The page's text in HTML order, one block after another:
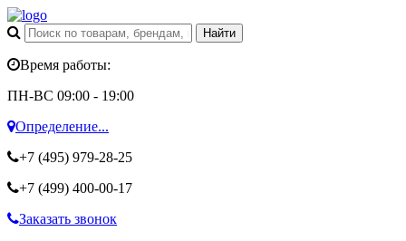
Время работы:
ПН-ВС 09:00 - 19:00
Определение...
+7 (495) 979-28-25
+7 (499) 400-00-17
Заказать звонок